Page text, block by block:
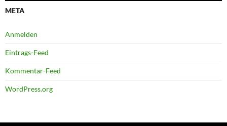
META
Anmelden
Eintrags-Feed
Kommentar-Feed
WordPress.org